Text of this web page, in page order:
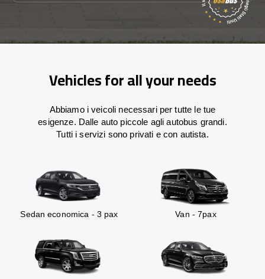
Vehicles for all your needs
Abbiamo i veicoli necessari per tutte le tue
esigenze. Dalle auto piccole agli autobus grandi.
Tutti i servizi sono privati e con autista.
Sedan economica - 3 pax Van - 7pax